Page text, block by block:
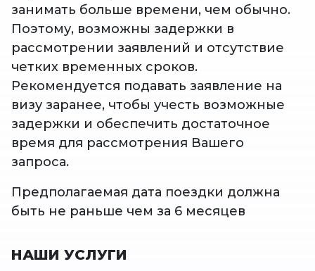
занимать больше времени, чем обычно.
Поэтому, возможны задержки в
рассмотрении заявлений и отсутствие
четких временных сроков.
Рекомендуется подавать заявление на
визу заранее, чтобы учесть возможные
задержки и обеспечить достаточное
время для рассмотрения Вашего
запроса.
Предполагаемая дата поездки должна
быть не раньше чем за 6 месяцев
НАШИ УСЛУГИ